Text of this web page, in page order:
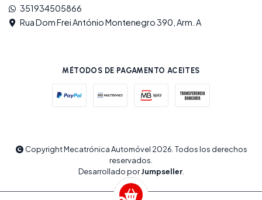
351934505866
Rua Dom Frei António Montenegro 390, Arm. A
MÉTODOS DE PAGAMENTO ACEITES
Copyright Mecatrónica Automóvel 2026. Todos los derechos
reservados.
Desarrollado porJumpseller.